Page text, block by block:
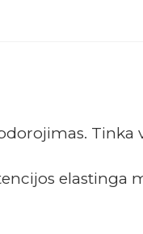
Tinka
elastinga